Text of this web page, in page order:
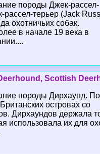
породы Джек-рассел-
рассел-терьер (Jack
охотничьих собак.
в начале 19 века в
Scottish
породы Дирхаунд.
островах со
Дирхаундов держала
использовала их для